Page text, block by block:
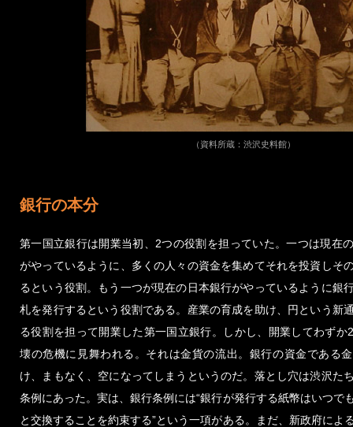
（資料所蔵：渋沢史料館）
銀行の本分
第一国立銀行は開業当初、2つの役割を担っていた。一つは現在
がやっているように、多くの人々の資金を集めてそれを投資しそ
るという役割。もう一つが現在の日本銀行がやっているように銀
札を発行するという役割である。産業の育成を助け、円という新
る役割を担って開業した第一国立銀行。しかし、開業してわずか
壊の危機に見舞われる。それは金貨の流出。銀行の資金である
け、まもなく、空になってしまうというのだ。落とし穴は渋沢た
条例にあった。実は、銀行条例には“銀行が発行する紙幣はいつで
と交換することを約束する”という一項がある。まだ、新政府によ